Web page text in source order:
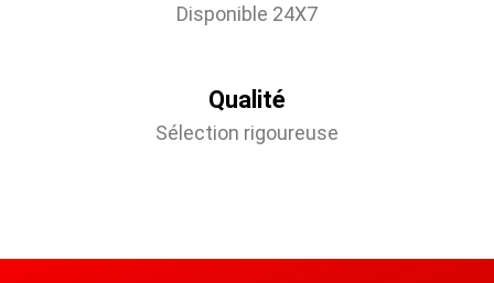
Disponible 24X7
Qualité
Sélection rigoureuse